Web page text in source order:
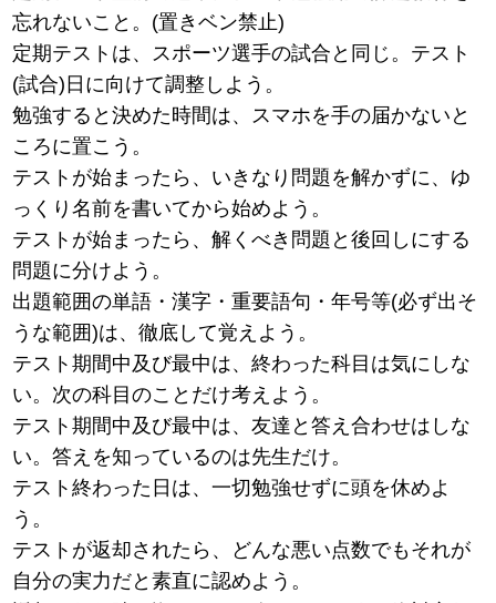
忘れないこと。(置きベン禁止)
定期テストは、スポーツ選手の試合と同じ。テスト
(試合)日に向けて調整しよう。
勉強すると決めた時間は、スマホを手の届かないと
ころに置こう。
テストが始まったら、いきなり問題を解かずに、ゆ
っくり名前を書いてから始めよう。
テストが始まったら、解くべき問題と後回しにする
問題に分けよう。
出題範囲の単語・漢字・重要語句・年号等(必ず出そ
うな範囲)は、徹底して覚えよう。
テスト期間中及び最中は、終わった科目は気にしな
い。次の科目のことだけ考えよう。
テスト期間中及び最中は、友達と答え合わせはしな
い。答えを知っているのは先生だけ。
テスト終わった日は、一切勉強せずに頭を休めよ
う。
テストが返却されたら、どんな悪い点数でもそれが
自分の実力だと素直に認めよう。